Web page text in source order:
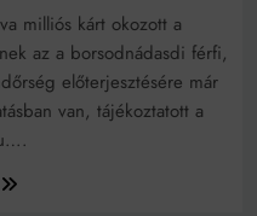
De te miért öltözöl
nem csak a 80-
milliós kárt okozott a
az a borsodnádasdi férfi,
előterjesztésére már
van, tájékoztatott a